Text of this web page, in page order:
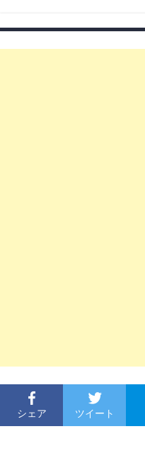
シェア ツイート